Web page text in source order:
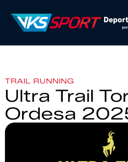
TRAIL RUNNING
Ultra Trail
Ordesa